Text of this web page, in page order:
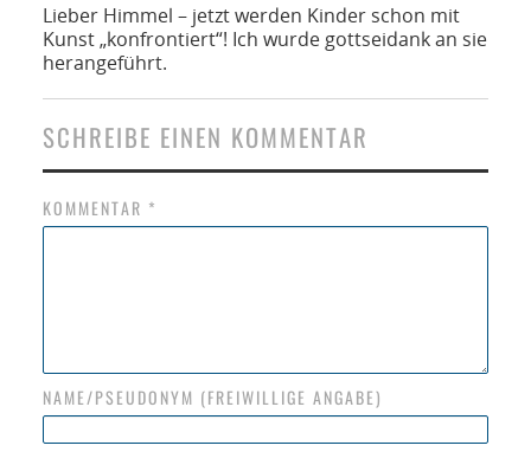
Lieber Himmel – jetzt werden Kinder schon mit
Kunst „konfrontiert“! Ich wurde gottseidank an sie
herangeführt.
SCHREIBE EINEN KOMMENTAR
KOMMENTAR *
NAME/PSEUDONYM (FREIWILLIGE ANGABE)